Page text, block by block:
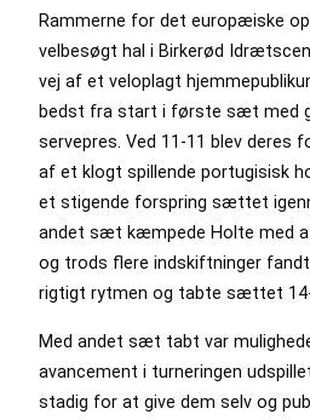
Rammerne for det europæiske
velbesøgt hal i Birkerød
vej af et veloplagt
bedst fra start i første sæt med
servepres. Ved 11-11 blev deres
af et klogt spillende portugisisk
et stigende forspring sættet
andet sæt kæmpede Holte med
og trods flere indskiftninger
rigtigt rytmen og tabte sættet
Med andet sæt tabt var
avancement i turneringen
stadig for at give dem selv og